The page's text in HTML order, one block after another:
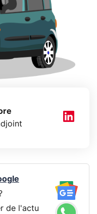
de l'actu